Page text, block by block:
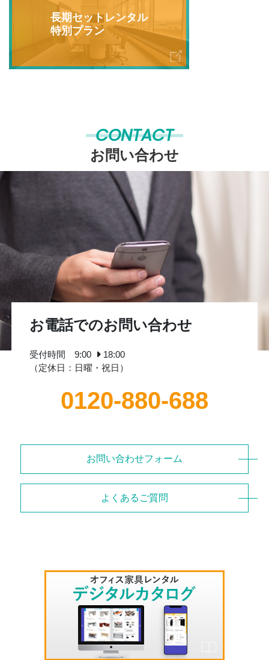
長期セットレンタル
特別プラン
CONTACT
お問い合わせ
お電話でのお問い合わせ
受付時間 9:00
18:00
（定休日：日曜・祝日）
0120-880-688
お問い合わせフォーム
よくあるご質問